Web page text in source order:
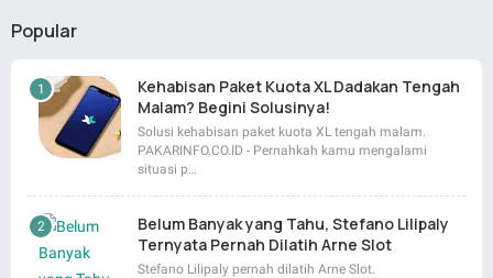
Popular
Kehabisan Paket Kuota XL Dadakan Tengah
Malam? Begini Solusinya!
Solusi kehabisan paket kuota XL tengah malam.
PAKARINFO.CO.ID - Pernahkah kamu mengalami
situasi p…
Belum Banyak yang Tahu, Stefano Lilipaly
Ternyata Pernah Dilatih Arne Slot
Stefano Lilipaly pernah dilatih Arne Slot.